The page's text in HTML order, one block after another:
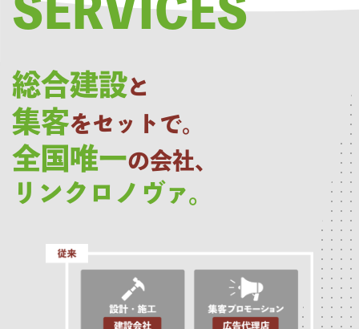
SERVICES
総合建設と
集客をセットで。
全国唯一の会社、
リンクロノヴァ。